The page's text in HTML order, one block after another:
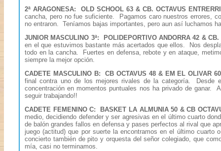
2ª ARAGONESA: OLD SCHOOL 63 & CB. OCTAVUS
cancha, pero no fue suficiente. Pagamos caro nuestros errores,
no entraron. Teníamos bajas importantes, pero aun así luchamos
JUNIOR MASCULINO 3ª: POLIDEPORTIVO ANDORRA 42 &
en el que estuvimos bastante más acertados que ellos. Nos
todo en la cancha. Fuertes en defensa, rebote y en ataque,
siempre la mejor opción.
CADETE MASCULINO B: CB OCTAVUS 48 & EM EL OLIVAR 60
final contra uno de los mejores rivales de la categoría. Desde
concentración en momentos puntuales nos ha privado de ganar.
seguir trabajando!!
CADETE FEMENINO C: BASKET LA ALMUNIA 50 & CB
medio, decidiendo defender y ser agresivas en el último cuarto
de balón grandes fallos en defensa y pases perfectos al rival que
juego (actitud) que por suerte la encontramos en el último
concierto también de pito y orquesta del señor colegiado, que
mía, casi no terminamos.